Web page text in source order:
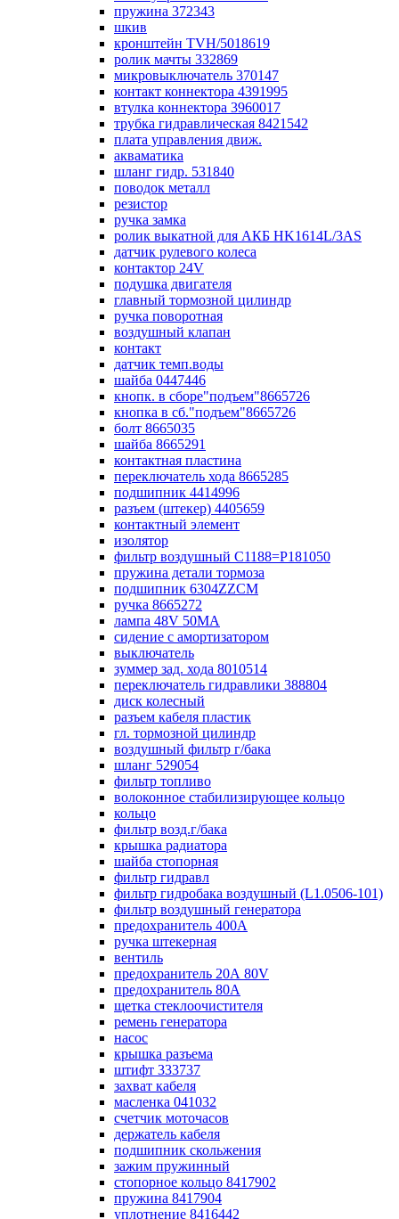
пружина 372343
шкив
кронштейн TVH/5018619
ролик мачты 332869
микровыключатель 370147
контакт коннектора 4391995
втулка коннектора 3960017
трубка гидравлическая 8421542
плата управления движ.
акваматика
шланг гидр. 531840
поводок металл
резистор
ручка замка
ролик выкатной для АКБ HK1614L/3AS
датчик рулевого колеса
контактор 24V
подушка двигателя
главный тормозной цилиндр
ручка поворотная
воздушный клапан
контакт
датчик темп.воды
шайба 0447446
кнопк. в сборе"подъем"8665726
кнопка в сб."подъем"8665726
болт 8665035
шайба 8665291
контактная пластина
переключатель хода 8665285
подшипник 4414996
разъем (штекер) 4405659
контактный элемент
изолятор
фильтр воздушный С1188=P181050
пружина детали тормоза
подшипник 6304ZZCM
ручка 8665272
лампа 48V 50МА
сидение с амортизатором
выключатель
зуммер зад. хода 8010514
переключатель гидравлики 388804
диск колесный
разъем кабеля пластик
гл. тормозной цилиндр
воздушный фильтр г/бака
шланг 529054
фильтр топливо
волоконное стабилизирующее кольцо
кольцо
фильтр возд.г/бака
крышка радиатора
шайба стопорная
фильтр гидравл
фильтр гидробака воздушный (L1.0506-101)
фильтр воздушный генератора
предохранитель 400А
ручка штекерная
вентиль
предохранитель 20А 80V
предохранитель 80А
щетка стеклоочистителя
ремень генератора
насос
крышка разъема
штифт 333737
захват кабеля
масленка 041032
счетчик моточасов
держатель кабеля
подшипник скольжения
зажим пружинный
стопорное кольцо 8417902
пружина 8417904
уплотнение 8416442